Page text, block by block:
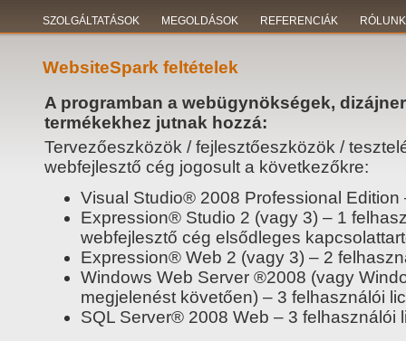
SZOLGÁLTATÁSOK MEGOLDÁSOK REFERENCIÁK RÓLUNK
WebsiteSpark feltételek
A programban a webügynökségek,
termékekhez jutnak hozzá:
Tervezőeszközök / fejlesztőeszközök /
webfejlesztő cég jogosult a következőkre:
Visual Studio® 2008 Professional
Expression® Studio 2 (vagy 3) – 1
webfejlesztő cég elsődleges
Expression® Web 2 (vagy 3) – 2
Windows Web Server ®2008 (vagy
megjelenést követően) – 3 felhasználói
SQL Server® 2008 Web – 3 felhasználói